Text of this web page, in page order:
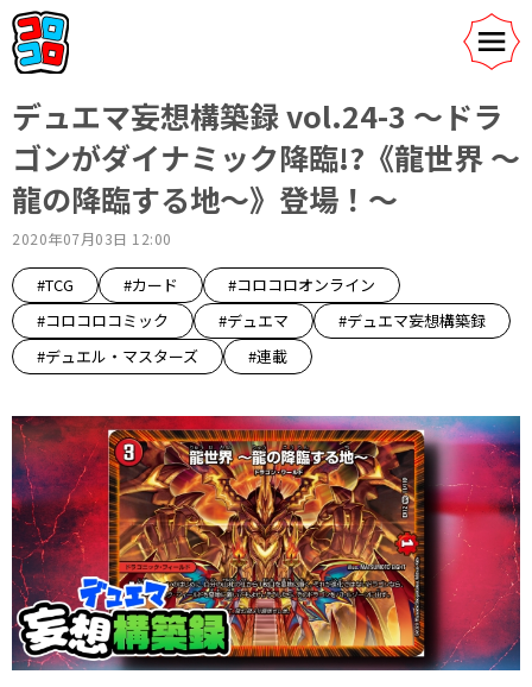
デュエマ妄想構築録 vol.24-3 ～ドラ
ゴンがダイナミック降臨!?《龍世界 ～
龍の降臨する地～》登場！～
2020年07月03日 12:00
#TCG #カード
#コロコロオンライン
#コロコロコミック
#デュエマ
#デュエマ妄想構築録
#デュエル・マスターズ
#連載